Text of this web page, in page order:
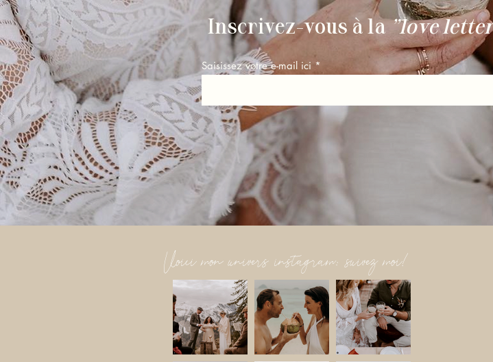
Inscrivez-vous à la"love
Saisissez votre e-mail ici
Voici mon univers instagram: suivez moi!